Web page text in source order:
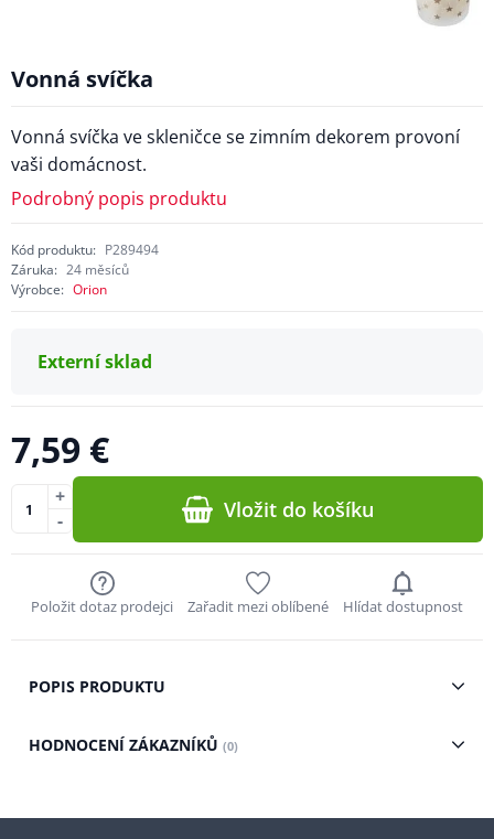
Vonná svíčka
Vonná svíčka ve skleničce se zimním dekorem provoní
vaši domácnost.
Podrobný popis produktu
Kód produktu: P289494
Záruka: 24 měsíců
Výrobce: Orion
Externí sklad
7,59 €
-
+ Vložit do košíku
Položit dotaz prodejci Zařadit mezi oblíbené Hlídat dostupnost
POPIS PRODUKTU
HODNOCENÍ ZÁKAZNÍKŮ (0)